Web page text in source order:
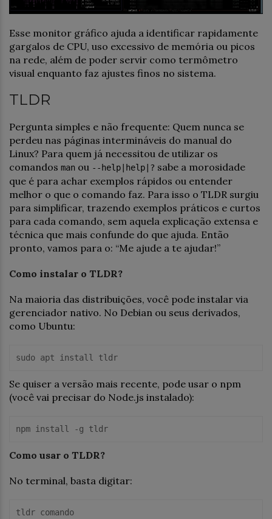
Esse monitor gráfico ajuda a identificar rapidamente
gargalos de CPU, uso excessivo de memória ou picos
na rede, além de poder servir como termômetro
visual enquanto faz ajustes finos no sistema.
TLDR
Pergunta simples e não frequente: Quem nunca se
perdeu nas páginas intermináveis do manual do
Linux? Para quem já necessitou de utilizar os
comandos man ou --help|help|? sabe a morosidade
que é para achar exemplos rápidos ou entender
melhor o que o comando faz. Para isso o TLDR surgiu
para simplificar, trazendo exemplos práticos e curtos
para cada comando, sem aquela explicação extensa e
técnica que mais confunde do que ajuda. Então
pronto, vamos para o: “Me ajude a te ajudar!”
Como instalar o TLDR?
Na maioria das distribuições, você pode instalar via
gerenciador nativo. No Debian ou seus derivados,
como Ubuntu:
sudo apt install tldr
Se quiser a versão mais recente, pode usar o npm
(você vai precisar do Node.js instalado):
npm install -g tldr
Como usar o TLDR?
No terminal, basta digitar:
tldr comando